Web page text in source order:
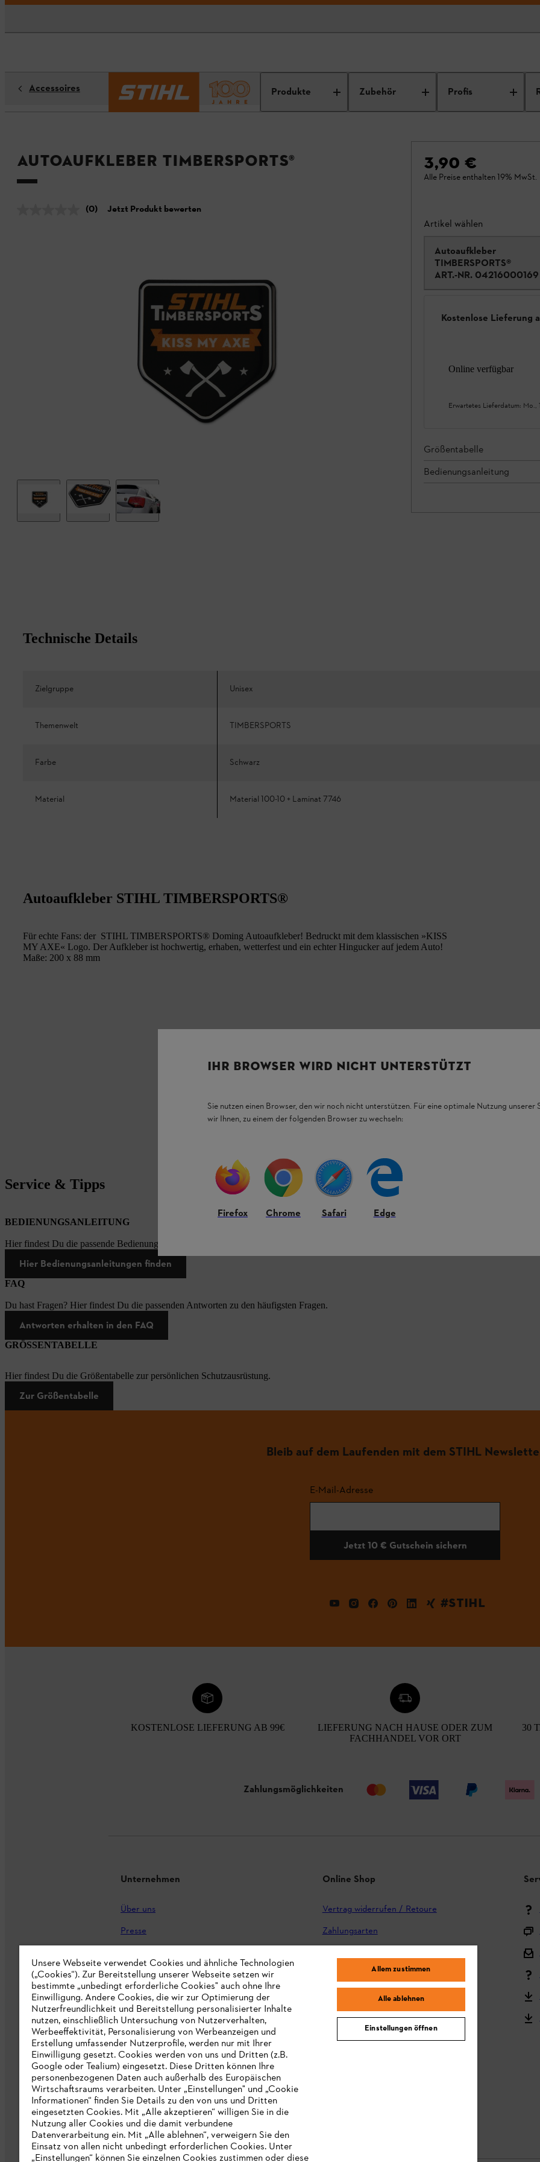
Produkte Zubehör Profis
Accessoires
Autoaufkleber TIMBERSPORTS®
(0) Jetzt Produkt bewerten
3,90 €
Alle Preise enthalten 19% MwSt.
Artikel wählen
Autoaufkleber
TIMBERSPORTS®
ART.-NR. 04216000169
Kostenlose Lieferung
Online verfügbar
Erwartetes Lieferdatum: Mo.,
Größentabelle
Bedienungsanleitung
Technische Details
Zielgruppe Unisex
Themenwelt TIMBERSPORTS
Farbe Schwarz
Material Material 100-10 + Laminat 7746
Autoaufkleber STIHL TIMBERSPORTS®
Für echte Fans: der STIHL TIMBERSPORTS® Doming Autoaufkleber! Bedruckt mit dem klassischen »KISS
MY AXE« Logo. Der Aufkleber ist hochwertig, erhaben, wetterfest und ein echter Hingucker auf jedem Auto!
Maße: 200 x 88 mm
Service & Tipps
BEDIENUNGSANLEITUNG
Hier findest Du die passende Bedienungsanleitungen zu unseren STIHL Produkten.
Hier Bedienungsanleitungen finden
FAQ
Du hast Fragen? Hier findest Du die passenden Antworten zu den häufigsten Fragen.
Antworten erhalten in den FAQ
GRÖSSENTABELLE
Hier findest Du die Größentabelle zur persönlichen Schutzausrüstung.
Zur Größentabelle
Bleib auf dem Laufenden mit dem STIHL
E-Mail-Adresse
Jetzt 10 € Gutschein sichern
#STIHL
KOSTENLOSE LIEFERUNG AB 99€
LIEFERUNG NACH HAUSE ODER ZUM
FACHHANDEL VOR ORT
30
Zahlungsmöglichkeiten
Unternehmen
Über uns
Presse
STIHL Markenshop
Nachhaltigkeit
STIHL Hinweisgebersystem
Informationen für Lieferunternehmen
Erklärung zur Barrierefreiheit
Produktpiraterie
Fakten zu STIHL
Online Shop
Vertrag widerrufen / Retoure
Zahlungsarten
Reklamation und Garantie
STIHL Kooperationsprogramm
STIHL Bedienungsanleitungen
MY STIHL
IHR BROWSER WIRD NICHT UNTERSTÜTZT
Sie nutzen einen Browser, den wir noch nicht unterstützen. Für eine optimale Nutzung unserer
wir Ihnen, zu einem der folgenden Browser zu wechseln:
Firefox Chrome Safari Edge
Unsere Webseite verwendet Cookies und ähnliche Technologien
(„Cookies“). Zur Bereitstellung unserer Webseite setzen wir
bestimmte „unbedingt erforderliche Cookies" auch ohne Ihre
Einwilligung. Andere Cookies, die wir zur Optimierung der
Nutzerfreundlichkeit und Bereitstellung personalisierter Inhalte
nutzen, einschließlich Untersuchung von Nutzerverhalten,
Werbeeffektivität, Personalisierung von Werbeanzeigen und
Erstellung umfassender Nutzerprofile, werden nur mit Ihrer
Einwilligung gesetzt. Cookies werden von uns und Dritten (z.B.
Google oder Tealium) eingesetzt. Diese Dritten können Ihre
personenbezogenen Daten auch außerhalb des Europäischen
Wirtschaftsraums verarbeiten. Unter „Einstellungen" und „Cookie
Informationen“ finden Sie Details zu den von uns und Dritten
eingesetzten Cookies. Mit „Alle akzeptieren“ willigen Sie in die
Nutzung aller Cookies und die damit verbundene
Datenverarbeitung ein. Mit „Alle ablehnen“, verweigern Sie den
Einsatz von allen nicht unbedingt erforderlichen Cookies. Unter
„Einstellungen“ können Sie einzelnen Cookies zustimmen oder diese
Allem zustimmen
Alle ablehnen
Einstellungen öffnen